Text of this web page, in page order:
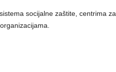
socijalne zaštite, centrima za